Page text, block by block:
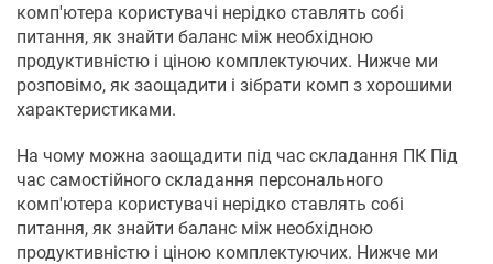
комп'ютера користувачі нерідко ставлять собі
питання, як знайти баланс між необхідною
продуктивністю і ціною комплектуючих. Нижче ми
розповімо, як заощадити і зібрати комп з хорошими
характеристиками.
На чому можна заощадити під час складання ПК Під
час самостійного складання персонального
комп'ютера користувачі нерідко ставлять собі
питання, як знайти баланс між необхідною
продуктивністю і ціною комплектуючих. Нижче ми